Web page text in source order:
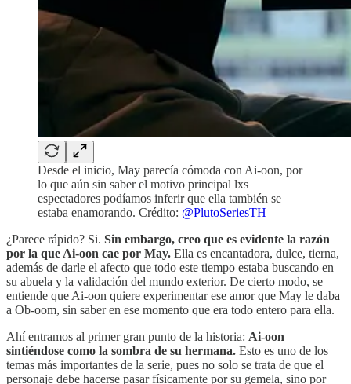
Desde el inicio, May parecía cómoda con Ai-oon, por
lo que aún sin saber el motivo principal lxs
espectadores podíamos inferir que ella también se
estaba enamorando. Crédito: @PlutoSeriesTH
¿Parece rápido? Si. Sin embargo, creo que es evidente la razón
por la que Ai-oon cae por May. Ella es encantadora, dulce, tierna,
además de darle el afecto que todo este tiempo estaba buscando en
su abuela y la validación del mundo exterior. De cierto modo, se
entiende que Ai-oon quiere experimentar ese amor que May le daba
a Ob-oom, sin saber en ese momento que era todo entero para ella.
Ahí entramos al primer gran punto de la historia: Ai-oon
sintiéndose como la sombra de su hermana. Esto es uno de los
temas más importantes de la serie, pues no solo se trata de que el
personaje debe hacerse pasar físicamente por su gemela, sino por